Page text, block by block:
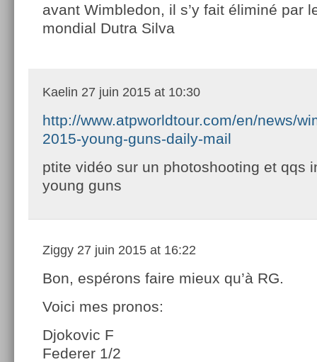
avant Wimbledon, il s’y fait éliminé par
mondial Dutra Silva
Kaelin 27 juin 2015 at 10:30
http://www.atpworldtour.com/en/news/
2015-young-guns-daily-mail
ptite vidéo sur un photoshooting et qqs
young guns
Ziggy 27 juin 2015 at 16:22
Bon, espérons faire mieux qu’à RG.
Voici mes pronos:
Djokovic F
Federer 1/2